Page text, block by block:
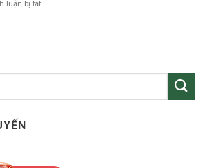
tô
luận bị tắtở
Cát